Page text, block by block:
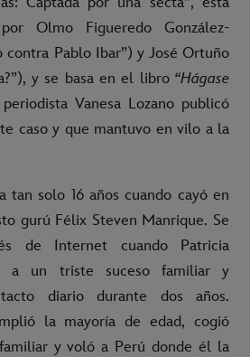
Olmo Figueredo González-
contra Pablo Ibar”) y José Ortuño
y se basa en el libro“Hágase
Vanesa Lozano publicó
caso y que mantuvo en vilo a la
tan solo 16 años cuando cayó en
gurú Félix Steven Manrique. Se
de Internet cuando Patricia
a un triste suceso familiar y
diario durante dos años.
la mayoría de edad, cogió
y voló a Perú donde él la